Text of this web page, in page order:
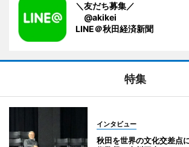
＼友だち募集／
@akikei
LINE＠秋田経済新聞
特集
インタビュー
秋田を世界の文化交差点